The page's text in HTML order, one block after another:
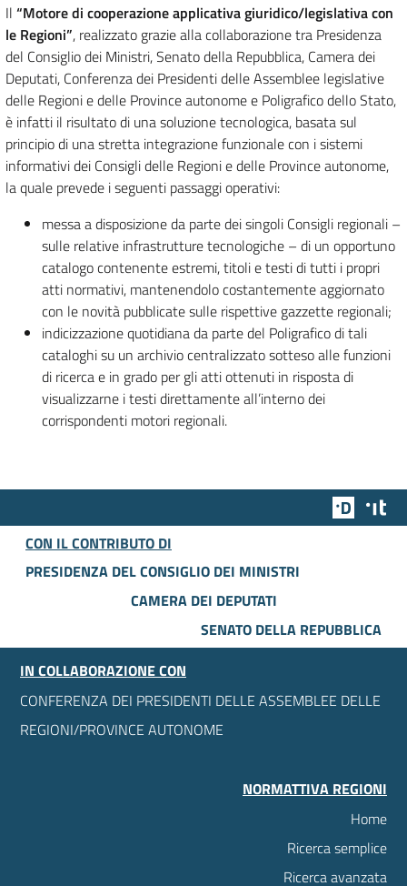
Il “Motore di cooperazione applicativa giuridico/legislativa con
le Regioni”, realizzato grazie alla collaborazione tra Presidenza
del Consiglio dei Ministri, Senato della Repubblica, Camera dei
Deputati, Conferenza dei Presidenti delle Assemblee legislative
delle Regioni e delle Province autonome e Poligrafico dello Stato,
è infatti il risultato di una soluzione tecnologica, basata sul
principio di una stretta integrazione funzionale con i sistemi
informativi dei Consigli delle Regioni e delle Province autonome,
la quale prevede i seguenti passaggi operativi:
messa a disposizione da parte dei singoli Consigli regionali –
sulle relative infrastrutture tecnologiche – di un opportuno
catalogo contenente estremi, titoli e testi di tutti i propri
atti normativi, mantenendolo costantemente aggiornato
con le novità pubblicate sulle rispettive gazzette regionali;
indicizzazione quotidiana da parte del Poligrafico di tali
cataloghi su un archivio centralizzato sotteso alle funzioni
di ricerca e in grado per gli atti ottenuti in risposta di
visualizzarne i testi direttamente all’interno dei
corrispondenti motori regionali.
Team
CON IL CONTRIBUTO DI
PRESIDENZA DEL CONSIGLIO DEI MINISTRI
CAMERA DEI DEPUTATI
SENATO DELLA REPUBBLICA
IN COLLABORAZIONE CON
CONFERENZA DEI PRESIDENTI DELLE ASSEMBLEE DELLE
REGIONI/PROVINCE AUTONOME
NORMATTIVA REGIONI
Home
Ricerca semplice
Ricerca avanzata